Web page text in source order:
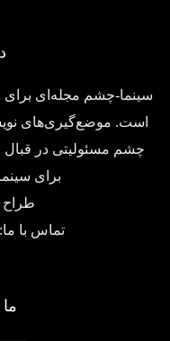
سینما-چشم مجله‌ای
است. موضع‌گیری‌های
چشم مسئولیتی در قبال
برای
تماس با
ما